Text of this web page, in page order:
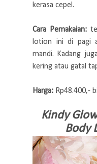
kerasa cepel.
Cara Pemakaian:
lotion ini di pagi
mandi. Kadang
kering atau gatal
Harga: Rp48.400,-
Kindy
Body